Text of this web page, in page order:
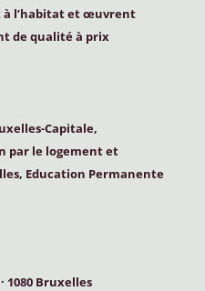
l’habitat et œuvrent
de qualité à prix
Capitale,
par le logement et
Education Permanente
· 1080 Bruxelles